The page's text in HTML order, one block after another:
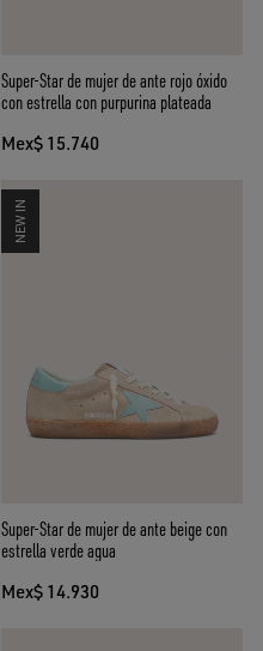
Super-Star de mujer de ante rojo óxido
con estrella con purpurina plateada
Mex$ 15.740
NEW IN
Super-Star de mujer de ante beige con
estrella verde agua
Mex$ 14.930